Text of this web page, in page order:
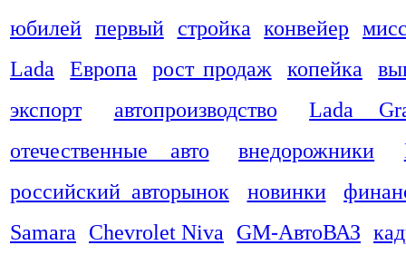
юбилей первый стройка конвейер
Lada
Европа рост продаж копейка
экспорт
автопроизводство
Lada
отечественные авто
внедорожники
российский авторынок
новинки
Samara
Chevrolet Niva GM-АвтоВАЗ